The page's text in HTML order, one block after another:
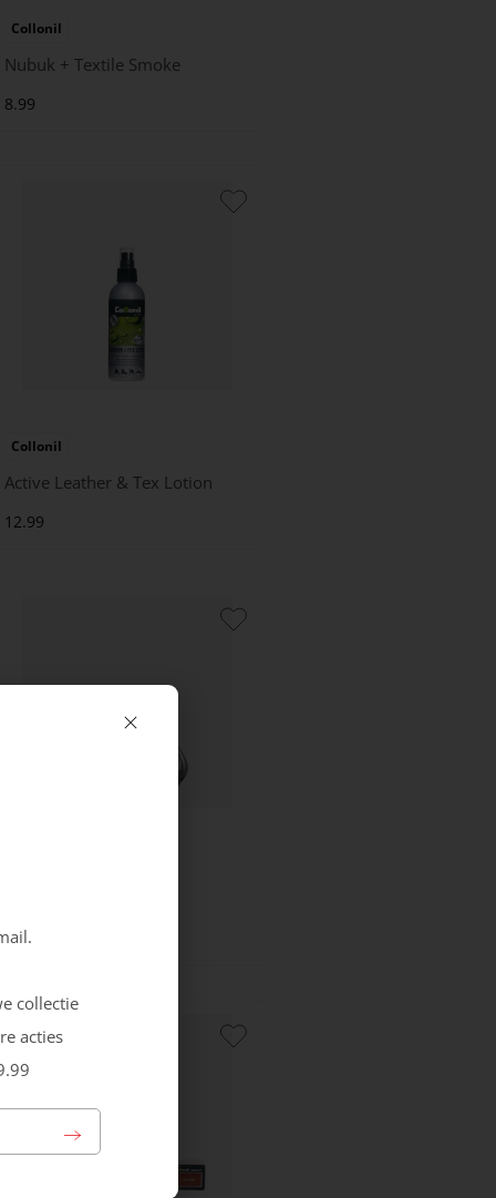
Collonil
Nubuk + Textile Smoke
8.99
Collonil
Active Leather & Tex Lotion
12.99
5.99
collectie
acties